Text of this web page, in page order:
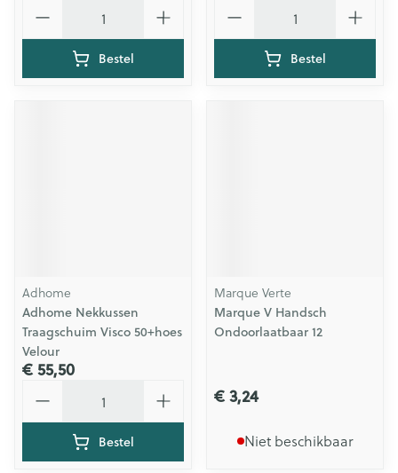
Bestel Bestel
Adhome
Adhome Nekkussen
Traagschuim Visco 50+hoes
Velour
€ 55,50
Bestel
Marque Verte
Marque V Handsch
Ondoorlaatbaar 12
€ 3,24
Niet beschikbaar